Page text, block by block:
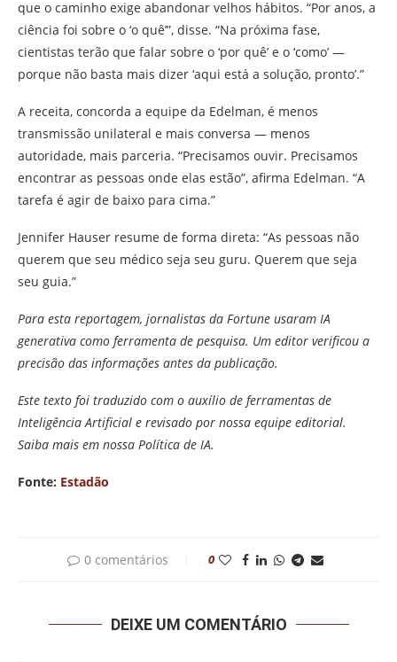
que o caminho exige abandonar velhos hábitos. “Por anos, a
ciência foi sobre o ‘o quê’”, disse. “Na próxima fase,
cientistas terão que falar sobre o ‘por quê’ e o ‘como’ —
porque não basta mais dizer ‘aqui está a solução, pronto’.”
A receita, concorda a equipe da Edelman, é menos
transmissão unilateral e mais conversa — menos
autoridade, mais parceria. “Precisamos ouvir. Precisamos
encontrar as pessoas onde elas estão”, afirma Edelman. “A
tarefa é agir de baixo para cima.”
Jennifer Hauser resume de forma direta: “As pessoas não
querem que seu médico seja seu guru. Querem que seja
seu guia.”
Para esta reportagem, jornalistas da Fortune usaram IA
generativa como ferramenta de pesquisa. Um editor verificou a
precisão das informações antes da publicação.
Este texto foi traduzido com o auxílio de ferramentas de
Inteligência Artificial e revisado por nossa equipe editorial.
Saiba mais em nossa Política de IA.
Fonte: Estadão
0 comentários 0
DEIXE UM COMENTÁRIO